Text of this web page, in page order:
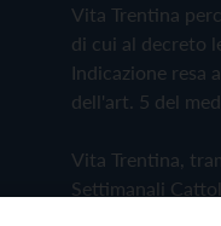
Vita Trentina
di cui al decreto
Indicazione resa
dell'art. 5 del
Vita Trentina,
Settimanali